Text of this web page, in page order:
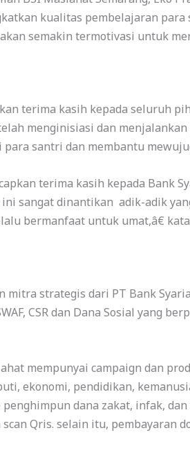
kualitas pembelajaran
semakin termotivasi untuk
terima kasih kepada seluruh
menginisiasi dan
para santri dan membantu
terima kasih kepada Bank
sangat dinantikan adik-adik
bermanfaat untuk umat,â€
mitra strategis dari PT Bank
CSR dan Dana Sosial yang
mempunyai campaign dan
ekonomi, pendidikan,
dana zakat, infak,
Qris. selain itu, pembayaran